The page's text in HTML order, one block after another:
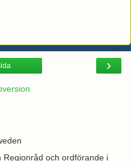
›
Regionråd och ordförande i